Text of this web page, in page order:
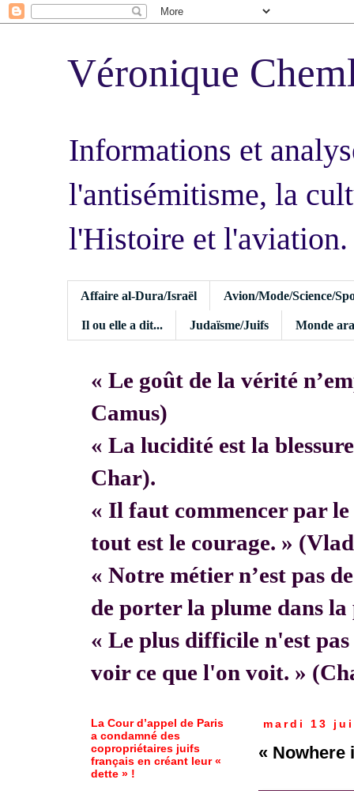
Véronique
Informations et
l'antisémitisme, la
l'Histoire et l'aviation.
Affaire al-Dura/Israël Avion/Mode/Science/
Il ou elle a dit... Judaïsme/Juifs Monde
« Le goût de la vérité
Camus)
« La lucidité est la
Char).
« Il faut commencer par le
tout est le courage. »
« Notre métier n’est pas
de porter la plume dans
« Le plus difficile n'est
voir ce que l'on voit. »
mardi 13
« Nowhere
La Cour d’appel de Paris
a condamné des
copropriétaires juifs
français en créant leur «
dette » !